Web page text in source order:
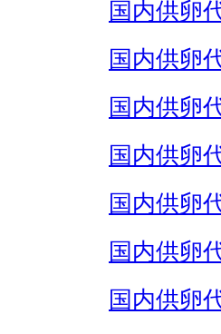
国内供卵
国内供卵
国内供卵
国内供卵
国内供卵
国内供卵
国内供卵